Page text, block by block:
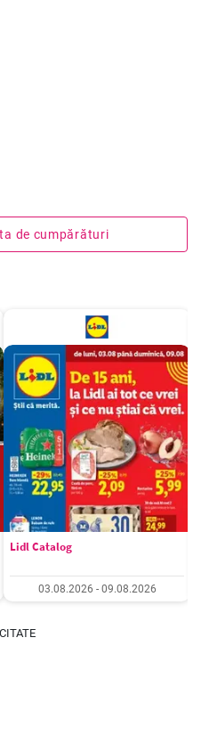
de cumpărături
Lidl Catalog
03.08.2026 - 09.08.2026